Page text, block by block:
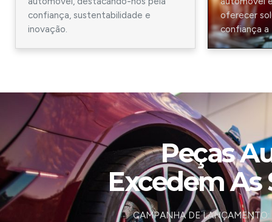
confiança, sustentabilidade e
inovação.
oferecer
confiança
Peças
Excedem As
CAMPANHA DE